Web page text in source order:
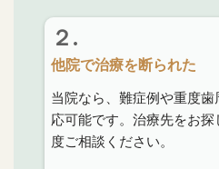
２.
他院で治療を断られた
当院なら、難症例や重度
応可能です。治療先をお
度ご相談ください。